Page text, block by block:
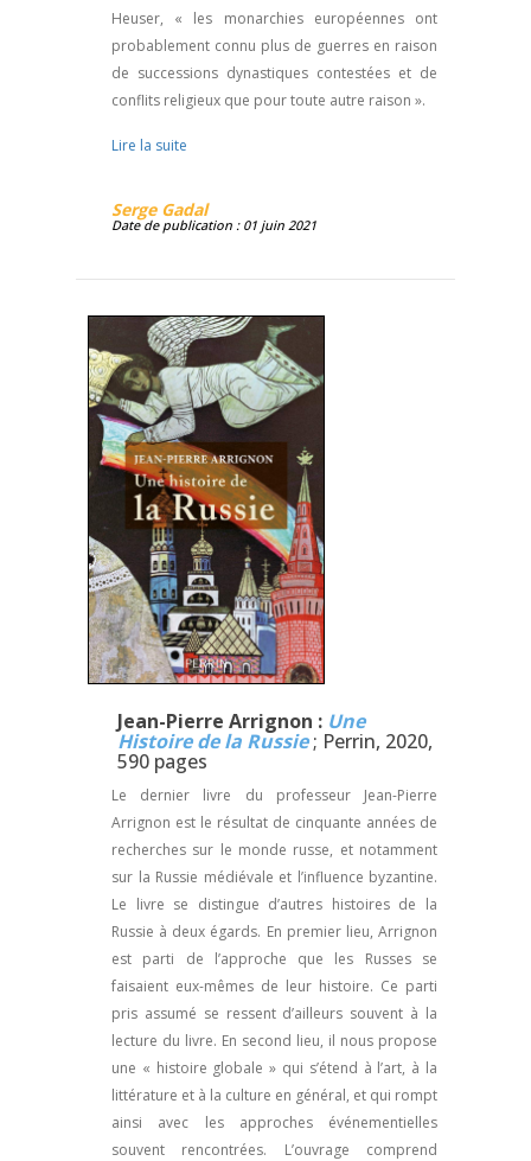
Heuser, « les monarchies européennes ont
probablement connu plus de guerres en raison
de successions dynastiques contestées et de
conflits religieux que pour toute autre raison ».
Lire la suite
Serge Gadal
Date de publication : 01 juin 2021
Jean-Pierre Arrignon : Une
Histoire de la Russie ; Perrin, 2020,
590 pages
Le dernier livre du professeur Jean-Pierre
Arrignon est le résultat de cinquante années de
recherches sur le monde russe, et notamment
sur la Russie médiévale et l’influence byzantine.
Le livre se distingue d’autres histoires de la
Russie à deux égards. En premier lieu, Arrignon
est parti de l’approche que les Russes se
faisaient eux-mêmes de leur histoire. Ce parti
pris assumé se ressent d’ailleurs souvent à la
lecture du livre. En second lieu, il nous propose
une « histoire globale » qui s’étend à l’art, à la
littérature et à la culture en général, et qui rompt
ainsi avec les approches événementielles
souvent rencontrées. L’ouvrage comprend